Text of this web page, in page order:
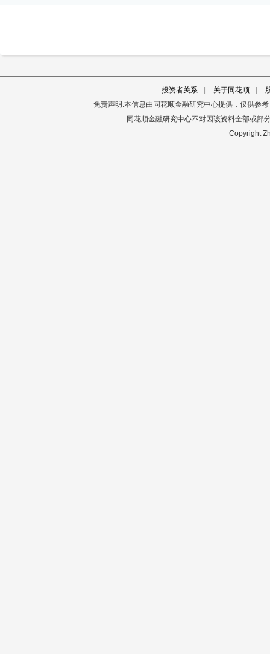
投资者关系 关于同花顺
免责声明:本信息由同花顺金融研究中心提供，仅供参
同花顺金融研究中心不对因该资料全部或部
Copyright